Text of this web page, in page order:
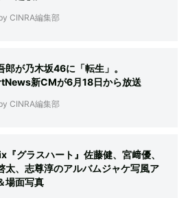
CINRA編集部
郎が乃木坂46に「転生」。
新CMが6月18日から放送
CINRA編集部
『グラスハート』佐藤健、宮﨑優、
太、志尊淳のアルバムジャケ写風ア
場面写真